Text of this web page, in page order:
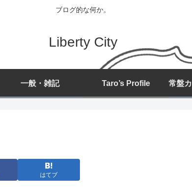
ブログ的な何か。
Liberty City
一般・雑記 Taro’s Profile
はてブ